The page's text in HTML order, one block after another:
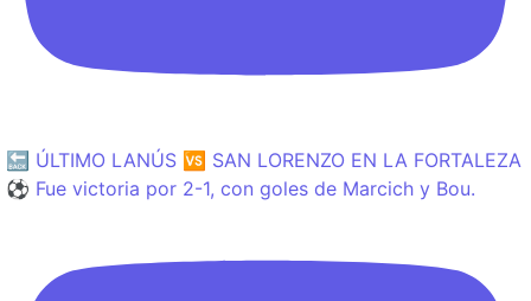
🔙 ÚLTIMO LANÚS 🆚 SAN LORENZO EN LA FORTALEZA
⚽️ Fue victoria por 2-1, con goles de Marcich y Bou.